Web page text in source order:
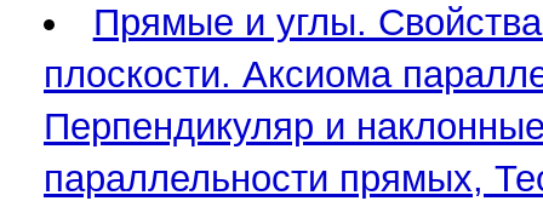
Прямые и углы.
плоскости. Аксиома
Перпендикуляр и
параллельности прямых,